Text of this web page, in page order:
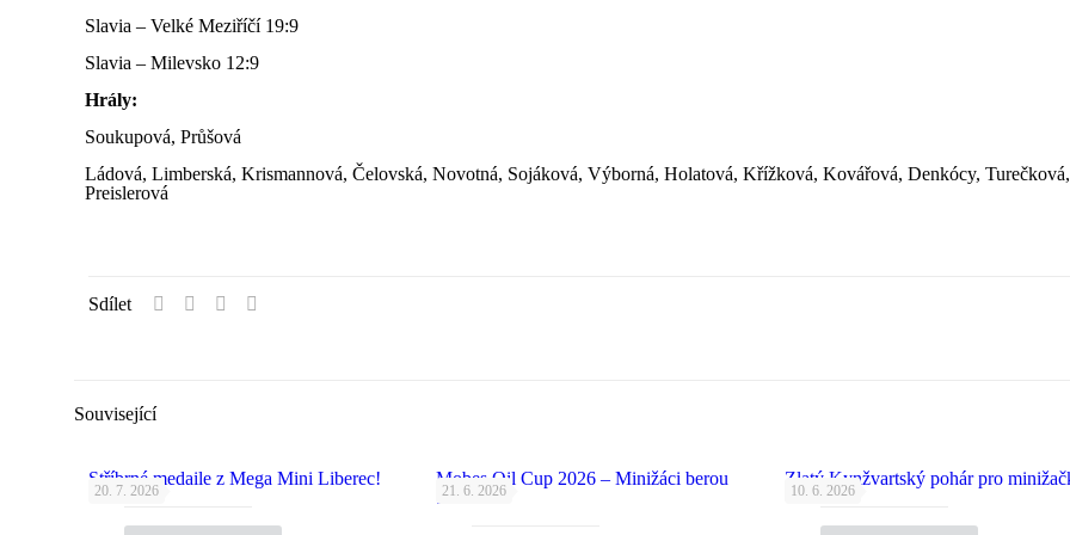
Slavia – Velké Meziříčí 19:9
Slavia – Milevsko 12:9
Hrály:
Soukupová, Průšová
Ládová, Limberská, Krismannová, Čelovská, Novotná, Sojáková, Výborná, Holatová, Křížková, Kovářová, Denkócy, Turečková,
Preislerová
Sdílet
Související
20. 7. 2026
Stříbrné medaile z Mega Mini Liberec!
21. 6. 2026
Mobes Oil Cup 2026 – Minižáci berou
bronz!
10. 6. 2026
Zlatý Kynžvartský pohár pro